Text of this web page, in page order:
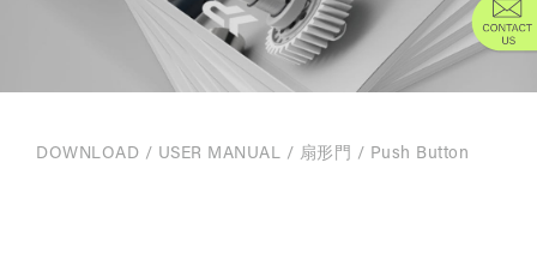
新消息
DOWNLOAD / USER MANUAL / 扇形門 / Push Button